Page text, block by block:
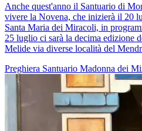
Anche quest'anno il Santuario di
vivere la Novena, che inizierà il 20
Santa Maria dei Miracoli, in
25 luglio ci sarà la decima edizione
Melide via diverse località del
Preghiera Santuario Madonna dei